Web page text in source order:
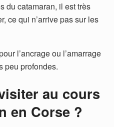
du catamaran, il est très
ce qui n’arrive pas sur les
l’ancrage ou l’amarrage
peu profondes.
au cours
en Corse ?